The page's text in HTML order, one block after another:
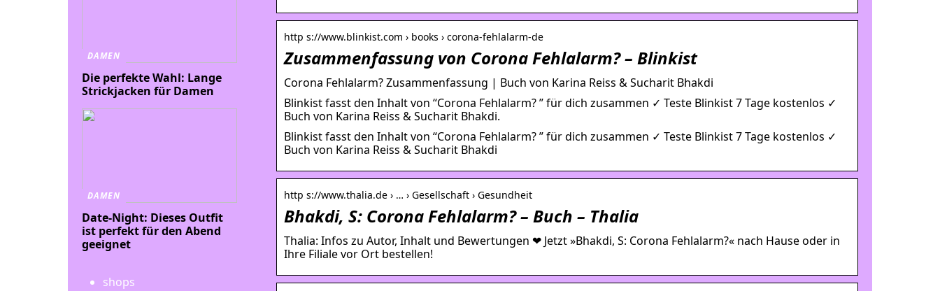
http s://www.blinkist.com › books › corona-fehlalarm-de
Zusammenfassung von Corona Fehlalarm? – Blinkist
Corona Fehlalarm? Zusammenfassung | Buch von Karina Reiss & Sucharit Bhakdi
Blinkist fasst den Inhalt von “Corona Fehlalarm? ” für dich zusammen ✓ Teste Blinkist 7 Tage kostenlos ✓
Buch von Karina Reiss & Sucharit Bhakdi.
Blinkist fasst den Inhalt von “Corona Fehlalarm? ” für dich zusammen ✓ Teste Blinkist 7 Tage kostenlos ✓
Buch von Karina Reiss & Sucharit Bhakdi
http s://www.thalia.de › … › Gesellschaft › Gesundheit
Bhakdi, S: Corona Fehlalarm? – Buch – Thalia
Thalia: Infos zu Autor, Inhalt und Bewertungen ❤ Jetzt »Bhakdi, S: Corona Fehlalarm?« nach Hause oder in
Ihre Filiale vor Ort bestellen!
DAMEN
Die perfekte Wahl: Lange
Strickjacken für Damen
DAMEN
Date-Night: Dieses Outfit
ist perfekt für den Abend
geeignet
shops